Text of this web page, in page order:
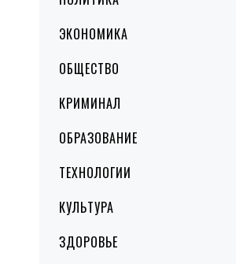
Menu
ЭКОНОМИКА
ОБЩЕСТВО
КРИМИНАЛ
ОБРАЗОВАНИЕ
ТЕХНОЛОГИИ
КУЛЬТУРА
ЗДОРОВЬЕ